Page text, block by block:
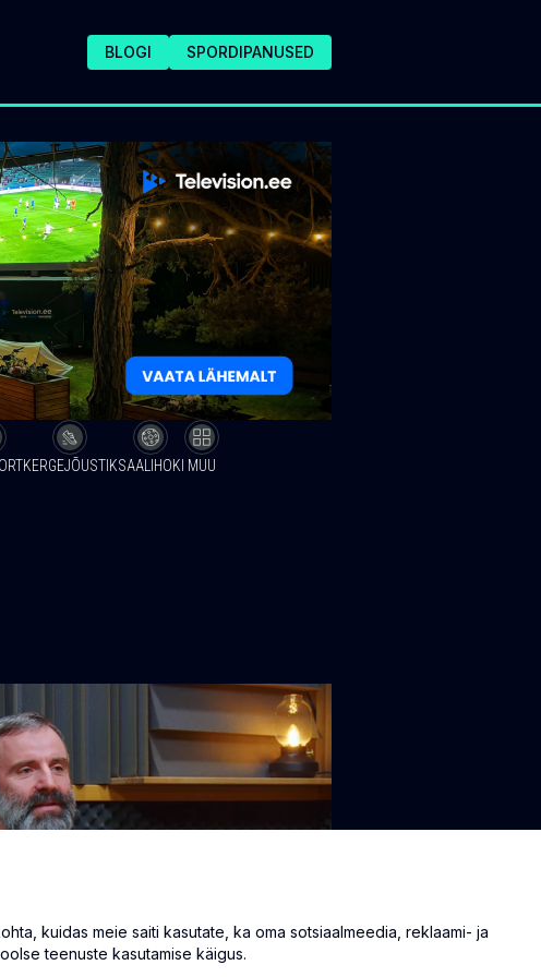
BLOGI SPORDIPANUSED
KERGEJÕUSTIKSAALIHOKI MUU
kuidas meie saiti kasutate, ka oma sotsiaalmeedia, reklaami- ja
teenuste kasutamise käigus.